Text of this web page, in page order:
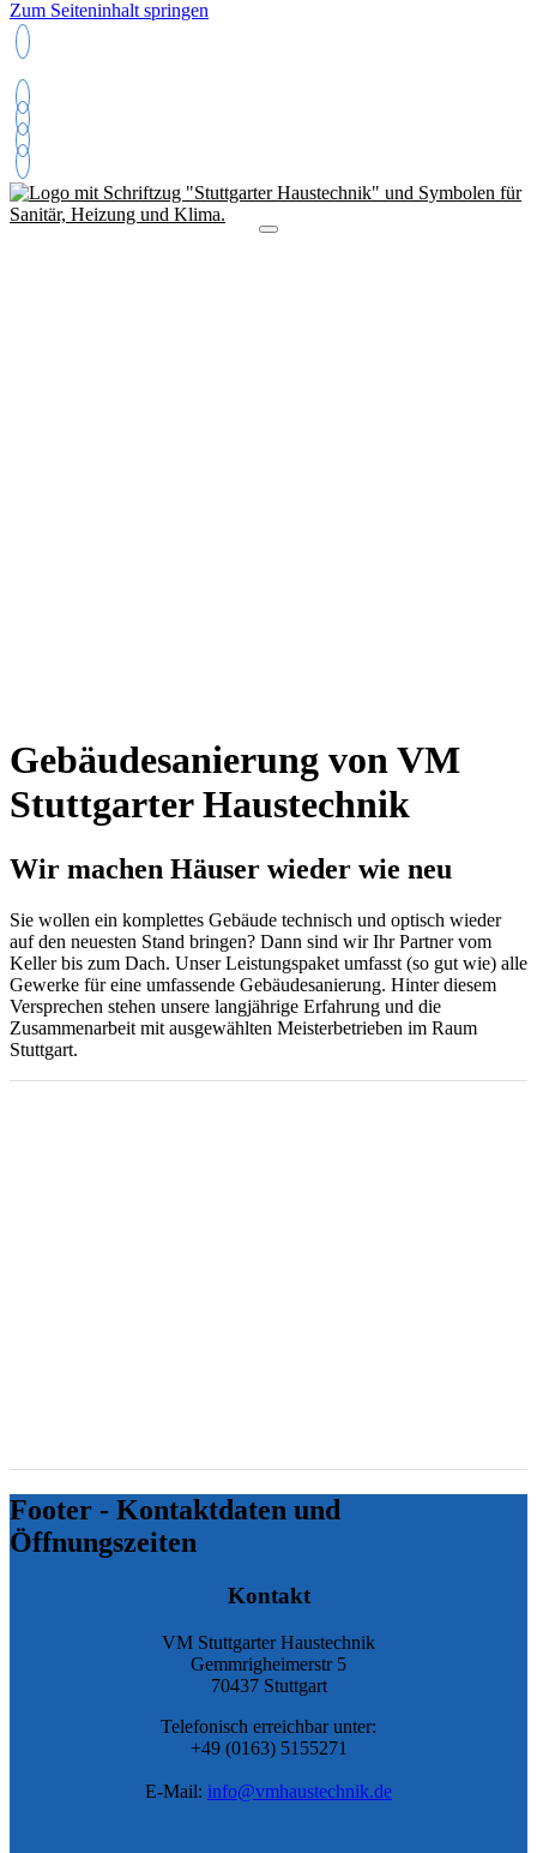
Zum Seiteninhalt springen
+49 (0163) 5155271
Gebäudesanierung von VM
Stuttgarter Haustechnik
Wir machen Häuser wieder wie neu
Sie wollen ein komplettes Gebäude technisch und optisch wieder
auf den neuesten Stand bringen? Dann sind wir Ihr Partner vom
Keller bis zum Dach. Unser Leistungspaket umfasst (so gut wie) alle
Gewerke für eine umfassende Gebäudesanierung. Hinter diesem
Versprechen stehen unsere langjährige Erfahrung und die
Zusammenarbeit mit ausgewählten Meisterbetrieben im Raum
Stuttgart.
Footer - Kontaktdaten und
Öffnungszeiten
Kontakt
VM Stuttgarter Haustechnik
Gemmrigheimerstr 5
70437 Stuttgart
Telefonisch erreichbar unter:
+49 (0163) 5155271
E-Mail: info@vmhaustechnik.de